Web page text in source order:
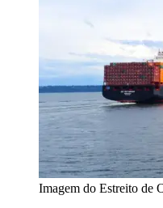
Imagem do Estreito de